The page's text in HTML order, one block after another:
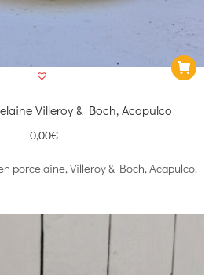
Villeroy & Boch, Acapulco
0,00€
porcelaine, Villeroy & Boch, Acapulco.